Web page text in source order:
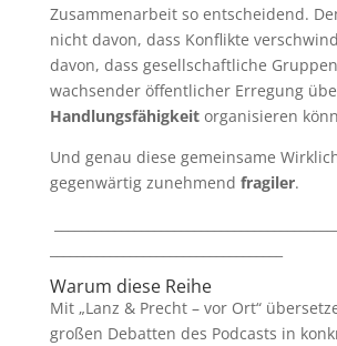
Zusammenarbeit so entscheidend.
nicht davon, dass Konflikte
davon, dass gesellschaftliche
wachsender öffentlicher Erregung
Handlungsfähigkeitorganisieren
Und genau diese gemeinsame
gegenwärtig zunehmend fragiler.
Warum diese Reihe
Mit „Lanz & Precht – vor Ort“
großen Debatten des Podcasts in